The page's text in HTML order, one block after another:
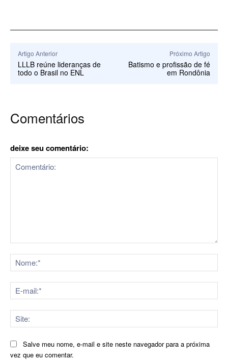
Artigo Anterior
LLLB reúne lideranças de
todo o Brasil no ENL
Próximo Artigo
Batismo e profissão de fé
em Rondônia
Comentários
deixe seu comentário:
Salve meu nome, e-mail e site neste navegador para a próxima
vez que eu comentar.